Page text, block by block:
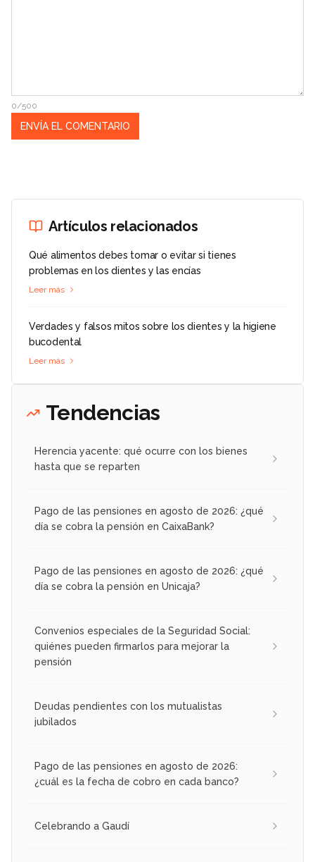
0/500
Artículos relacionados
Qué alimentos debes tomar o evitar si tienes
problemas en los dientes y las encías
Leer más
Verdades y falsos mitos sobre los dientes y la higiene
bucodental
Leer más
Tendencias
Herencia yacente: qué ocurre con los bienes
hasta que se reparten
Pago de las pensiones en agosto de 2026: ¿qué
día se cobra la pensión en CaixaBank?
Pago de las pensiones en agosto de 2026: ¿qué
día se cobra la pensión en Unicaja?
Convenios especiales de la Seguridad Social:
quiénes pueden firmarlos para mejorar la
pensión
Deudas pendientes con los mutualistas
jubilados
Pago de las pensiones en agosto de 2026:
¿cuál es la fecha de cobro en cada banco?
Celebrando a Gaudí